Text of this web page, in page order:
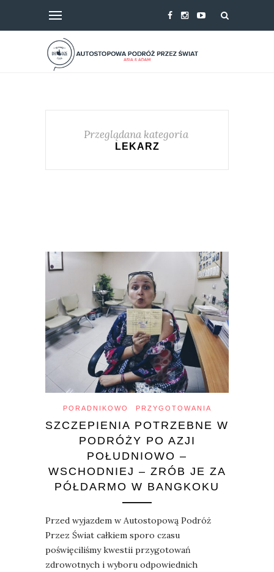
Przeglądana kategoria
LEKARZ
PORADNIKOWO PRZYGOTOWANIA
SZCZEPIENIA POTRZEBNE W
PODRÓŻY PO AZJI
POŁUDNIOWO –
WSCHODNIEJ – ZRÓB JE ZA
PÓŁDARMO W BANGKOKU
Przed wyjazdem w Autostopową Podróż
Przez Świat całkiem sporo czasu
poświęciliśmy kwestii przygotowań
zdrowotnych i wyboru odpowiednich